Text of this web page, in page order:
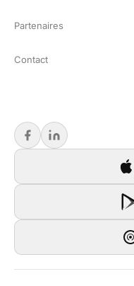
Partenaires
Contact